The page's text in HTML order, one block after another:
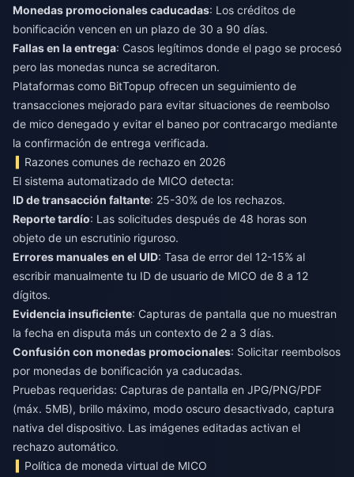
Monedas promocionales caducadas: Los créditos de
bonificación vencen en un plazo de 30 a 90 días.
Fallas en la entrega: Casos legítimos donde el pago se procesó
pero las monedas nunca se acreditaron.
Plataformas como BitTopup ofrecen un seguimiento de
transacciones mejorado para evitar situaciones de reembolso
de mico denegado y evitar el baneo por contracargo mediante
la confirmación de entrega verificada.
Razones comunes de rechazo en 2026
El sistema automatizado de MICO detecta:
ID de transacción faltante: 25-30% de los rechazos.
Reporte tardío: Las solicitudes después de 48 horas son
objeto de un escrutinio riguroso.
Errores manuales en el UID: Tasa de error del 12-15% al
escribir manualmente tu ID de usuario de MICO de 8 a 12
dígitos.
Evidencia insuficiente: Capturas de pantalla que no muestran
la fecha en disputa más un contexto de 2 a 3 días.
Confusión con monedas promocionales: Solicitar reembolsos
por monedas de bonificación ya caducadas.
Pruebas requeridas: Capturas de pantalla en JPG/PNG/PDF
(máx. 5MB), brillo máximo, modo oscuro desactivado, captura
nativa del dispositivo. Las imágenes editadas activan el
rechazo automático.
Política de moneda virtual de MICO